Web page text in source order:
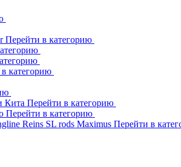
Перейти в категорию
категорию
Кита Перейти в категорию
Перейти в категорию
Reins SL rods Maximus Перейти в